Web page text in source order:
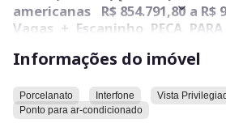
americanas R$ 854.791,80 a R$
Vagas + Escaninho PEÇA
ANUNCIADA!
Natto Bueno Design, está
Setor Bueno, em Goiânia. O
Informações do imóvel
Porcelanato Interfone Vista
Ponto para ar-condicionado